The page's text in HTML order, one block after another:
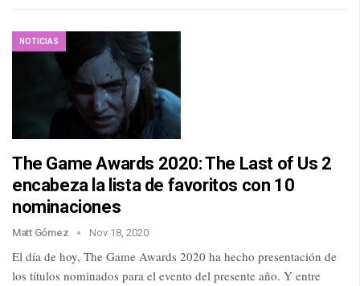
NOTICIAS
The Game Awards 2020: The Last of Us 2
encabeza la lista de favoritos con 10
nominaciones
Matt Gómez Nov 18, 2020
El día de hoy, The Game Awards 2020 ha hecho presentación de
los títulos nominados para el evento del presente año. Y entre